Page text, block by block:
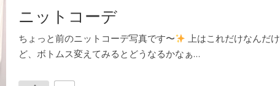
ニットコーデ
ちょっと前のニットコーデ写真です〜
上はこれだけなんだけ
ど、ボトムス変えてみるとどうなるかなぁ…